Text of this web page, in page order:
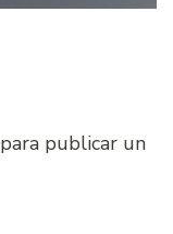
para publicar un